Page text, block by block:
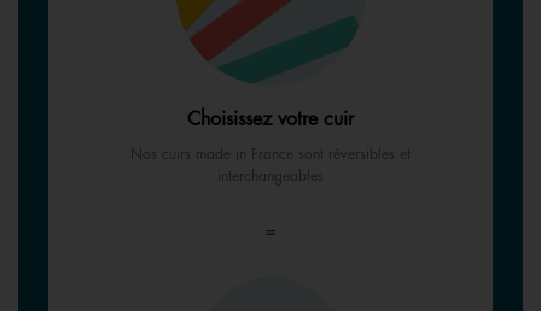
Choisissez votre cuir
Nos cuirs made in France sont réversibles et
interchangeables
=